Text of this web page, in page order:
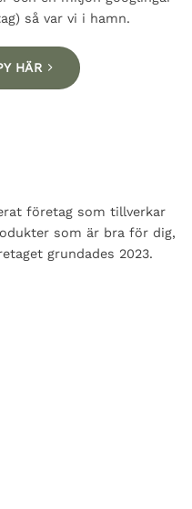
så var vi i hamn.
HÄR
företag som tillverkar
som är bra för dig,
grundades 2023.